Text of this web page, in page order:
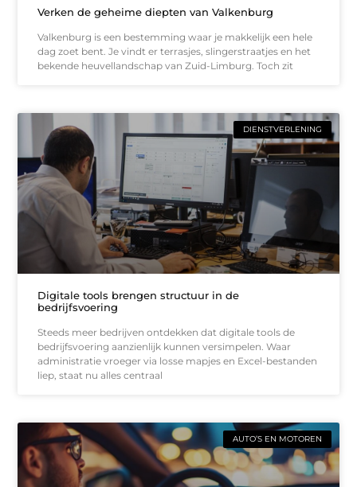
Verken de geheime diepten van Valkenburg
Valkenburg is een bestemming waar je makkelijk een hele
dag zoet bent. Je vindt er terrasjes, slingerstraatjes en het
bekende heuvellandschap van Zuid-Limburg. Toch zit
DIENSTVERLENING
Digitale tools brengen structuur in de
bedrijfsvoering
Steeds meer bedrijven ontdekken dat digitale tools de
bedrijfsvoering aanzienlijk kunnen versimpelen. Waar
administratie vroeger via losse mapjes en Excel-bestanden
liep, staat nu alles centraal
AUTO’S EN MOTOREN